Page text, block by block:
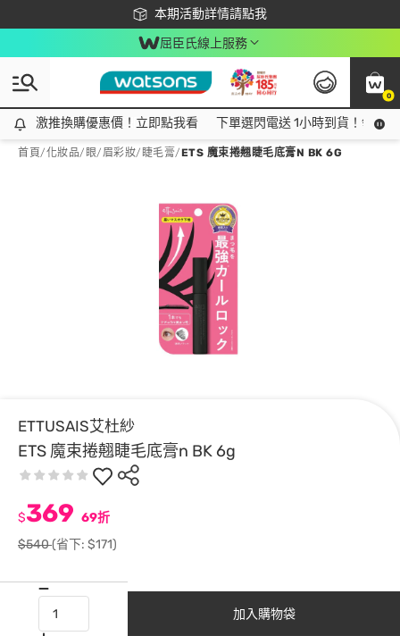
本期活動詳情請點我
下載app最高回饋$350
屈臣氏線上服務
0
激推換購優惠價！立即點我看
激推換購優惠價！立即點我看 下單選閃電送 1小時到貨！領神
首頁/化妝品/ 眼/眉彩妝/ 睫毛膏/ETS 魔束捲翹睫毛底膏N BK 6G
ETTUSAIS艾杜紗
ETS 魔束捲翹睫毛底膏n BK 6g
$369 69折
$540(省下: $171)
加入購物袋